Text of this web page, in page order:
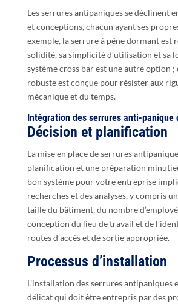
Les serrures antipaniques se déclinent
et conceptions, chacun ayant ses
exemple, la serrure à pêne dormant est
solidité, sa simplicité d’utilisation et sa
système cross bar est une autre option
robuste est conçue pour résister aux
mécanique et du temps.
Intégration des serrures anti-panique
Décision et planification
La mise en place de serrures
planification et une préparation
bon système pour votre entreprise
recherches et des analyses, y compris
taille du bâtiment, du nombre
conception du lieu de travail et de
routes d’accès et de sortie appropriée.
Processus d’installation
L’installation des serrures antipaniques
délicat qui doit être entrepris par des